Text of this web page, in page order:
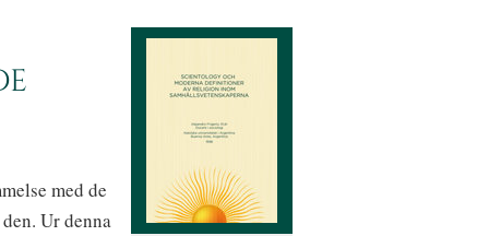
med de
Ur denna